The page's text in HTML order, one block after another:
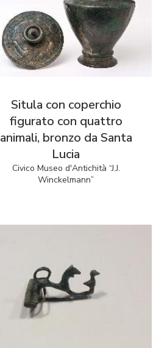
Situla con coperchio
figurato con quattro
animali, bronzo da Santa
Lucia
Civico Museo d'Antichità “J.J.
Winckelmann”